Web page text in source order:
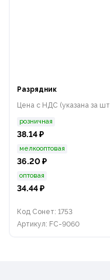
Разрядник
Цена с НДС (указана за
розничная
38.14 ₽
мелкооптовая
36.20 ₽
оптовая
34.44 ₽
Код Сонет: 1753
Артикул: FC-9060